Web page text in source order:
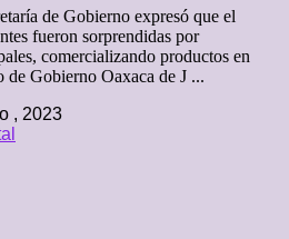
de Gobierno expresó que el
fueron sorprendidas por
comercializando productos en
de Gobierno Oaxaca de J ...
, 2023